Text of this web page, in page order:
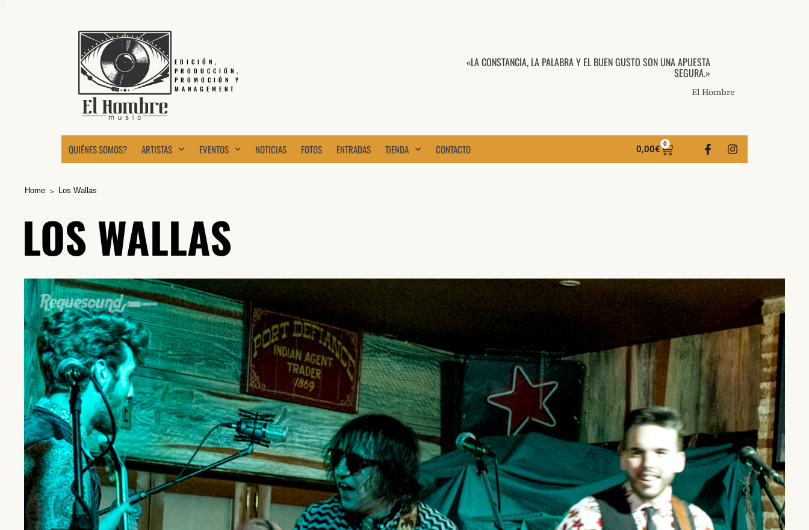
EDICIÓN,
PRODUCCIÓN,
PROMOCIÓN Y
MANAGEMENT
«LA CONSTANCIA, LA PALABRA Y EL BUEN GUSTO SON UNA APUESTA
SEGURA.»
El Hombre
QUIÉNES SOMOS? ARTISTAS EVENTOS NOTICIAS FOTOS ENTRADAS TIENDA CONTACTO 0,00€
0
Home Los Wallas
LOS WALLAS
SUSCRÍBETE A NUESTRO BOLETÍN